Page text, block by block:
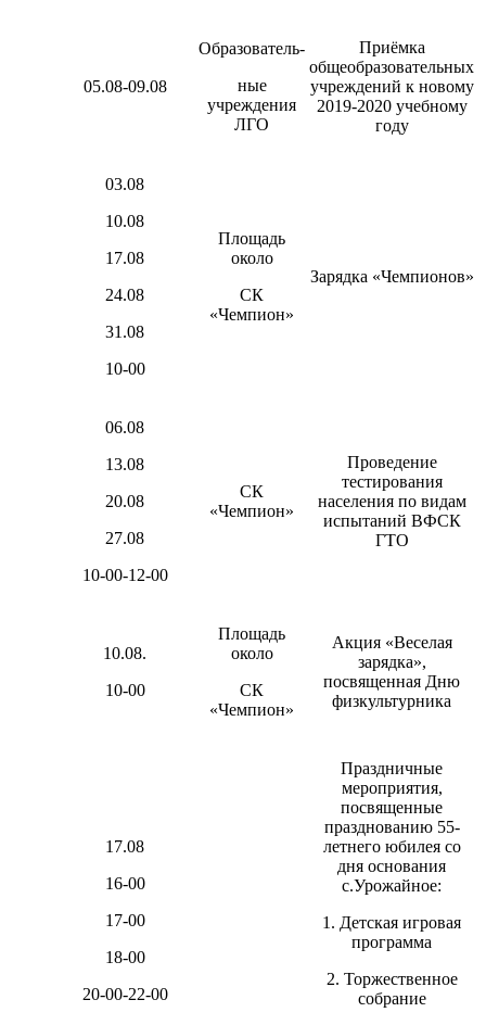
05.08-09.08
Образователь-
ные
учреждения
ЛГО
Приёмка
общеобразовательных
учреждений к новому
2019-2020 учебному
году
03.08
10.08
17.08
24.08
31.08
10-00
Площадь
около
СК
«Чемпион»
Зарядка «Чемпионов»
06.08
13.08
20.08
27.08
10-00-12-00
СК
«Чемпион»
Проведение
тестирования
населения по видам
испытаний ВФСК
ГТО
10.08.
10-00
Площадь
около
СК
«Чемпион»
Акция «Веселая
зарядка»,
посвященная Дню
физкультурника
17.08
16-00
17-00
18-00
20-00-22-00
Праздничные
мероприятия,
посвященные
празднованию 55-
летнего юбилея со
дня основания
с.Урожайное:
1. Детская игровая
программа
2. Торжественное
собрание